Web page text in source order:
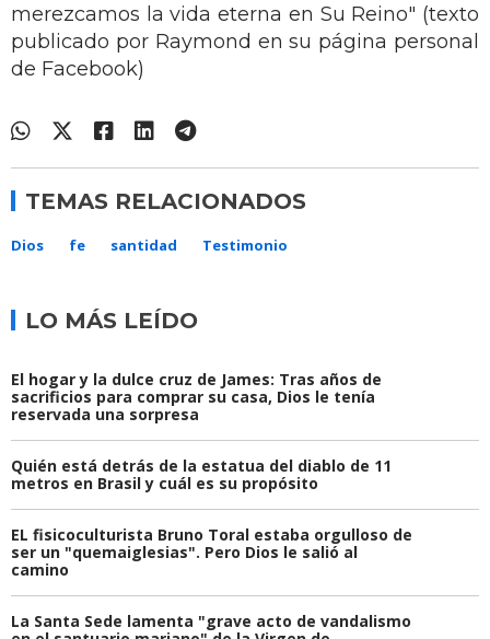
merezcamos la vida eterna en Su Reino" (texto
publicado por Raymond en su página personal
de Facebook)
TEMAS RELACIONADOS
Dios fe santidad Testimonio
LO MÁS LEÍDO
El hogar y la dulce cruz de James: Tras años de
sacrificios para comprar su casa, Dios le tenía
reservada una sorpresa
Quién está detrás de la estatua del diablo de 11
metros en Brasil y cuál es su propósito
EL fisicoculturista Bruno Toral estaba orgulloso de
ser un "quemaiglesias". Pero Dios le salió al
camino
La Santa Sede lamenta "grave acto de vandalismo